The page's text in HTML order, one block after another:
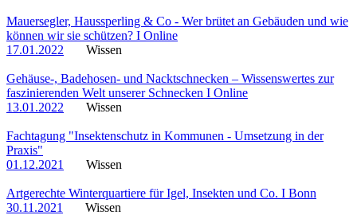
Mauersegler, Haussperling & Co - Wer brütet an Gebäuden und wie
können wir sie schützen? I Online
17.01.2022
Wissen
Gehäuse-, Badehosen- und Nacktschnecken – Wissenswertes zur
faszinierenden Welt unserer Schnecken I Online
13.01.2022
Wissen
Fachtagung "Insektenschutz in Kommunen - Umsetzung in der
Praxis"
01.12.2021
Wissen
Artgerechte Winterquartiere für Igel, Insekten und Co. I Bonn
30.11.2021
Wissen